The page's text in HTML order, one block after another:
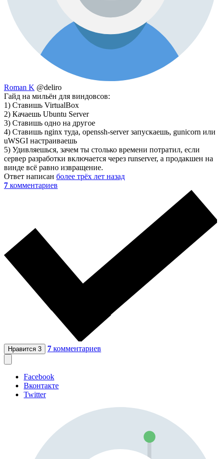
Roman K @deliro
Гайд на мильён для виндовсов:
1) Ставишь VirtualBox
2) Качаешь Ubuntu Server
3) Ставишь одно на другое
4) Ставишь nginx туда, openssh-server запускаешь, gunicorn или
uWSGI настраиваешь
5) Удивляешься, зачем ты столько времени потратил, если
сервер разработки включается через runserver, а продакшен на
винде всё равно извращение.
Ответ написан более трёх лет назад
7 комментариев
Нравится 3 7 комментариев
Facebook
Вконтакте
Twitter